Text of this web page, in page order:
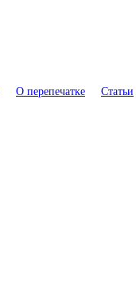
О перепечатке Статьи